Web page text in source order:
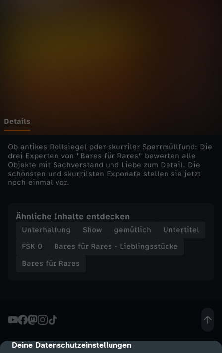
cmp-dialog-description
Deine Datenschutzeinstellungen
s
-
L
e
b
l
n
g
Details
Ob antikes Rollsiegel oder skurriler Sperrmüllfund: Die
drei Experten von "Bares für Rares" bewerten alle
Objekte mit Sachverstand und Liebe zum Detail. Die
schönsten und skurrilsten Exponate stellen sie jetzt
noch einmal vor.
Ähnliche Inhalte entdecken
Unterhaltung Show gemütlich
Untertitel
FSK 0
Bares für Rares - Lieblingsstücke
Bares für Rares